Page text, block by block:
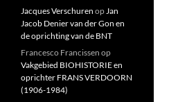
Jacques Verschuren op Jan
Jacob Denier van der Gon en
de oprichting van de BNT
Francesco Francissen op
Vakgebied BIOHISTORIE en
oprichter FRANS VERDOORN
(1906-1984)